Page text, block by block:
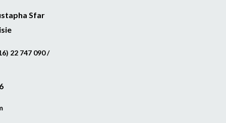
Sfar
22 747 090 /